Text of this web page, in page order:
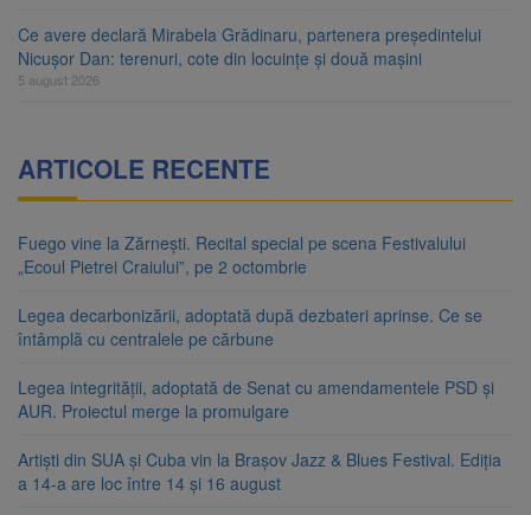
Ce avere declară Mirabela Grădinaru, partenera președintelui
Nicușor Dan: terenuri, cote din locuințe și două mașini
5 august 2026
ARTICOLE RECENTE
Fuego vine la Zărnești. Recital special pe scena Festivalului
„Ecoul Pietrei Craiului”, pe 2 octombrie
Legea decarbonizării, adoptată după dezbateri aprinse. Ce se
întâmplă cu centralele pe cărbune
Legea integrității, adoptată de Senat cu amendamentele PSD și
AUR. Proiectul merge la promulgare
Artiști din SUA și Cuba vin la Brașov Jazz & Blues Festival. Ediția
a 14-a are loc între 14 și 16 august